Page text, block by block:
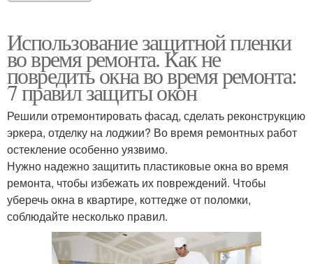
Использование защитной пленки
во время ремонта. Как не
повредить окна во время ремонта:
7 правил защиты окон
Решили отремонтировать фасад, сделать реконструкцию
эркера, отделку на лоджии? Во время ремонтных работ
остекление особенно уязвимо.
Нужно надежно защитить пластиковые окна во время
ремонта, чтобы избежать их повреждений. Чтобы
уберечь окна в квартире, коттедже от поломки,
соблюдайте несколько правил.